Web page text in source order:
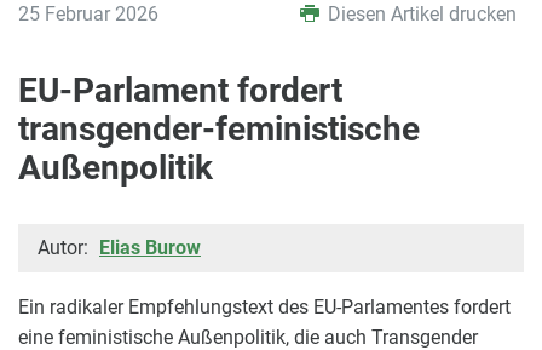
25 Februar 2026 Diesen Artikel drucken
EU-Parlament fordert
transgender-feministische
Außenpolitik
Autor: Elias Burow
Ein radikaler Empfehlungstext des EU-Parlamentes fordert
eine feministische Außenpolitik, die auch Transgender